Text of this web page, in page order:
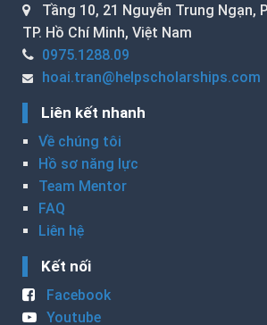
Tầng 10, 21 Nguyễn Trung Ngạn,
TP. Hồ Chí Minh, Việt Nam
0975.1288.09
hoai.tran@helpscholarships.com
Liên kết nhanh
Về chúng tôi
Hồ sơ năng lực
Team Mentor
FAQ
Liên hệ
Kết nối
Facebook
Youtube